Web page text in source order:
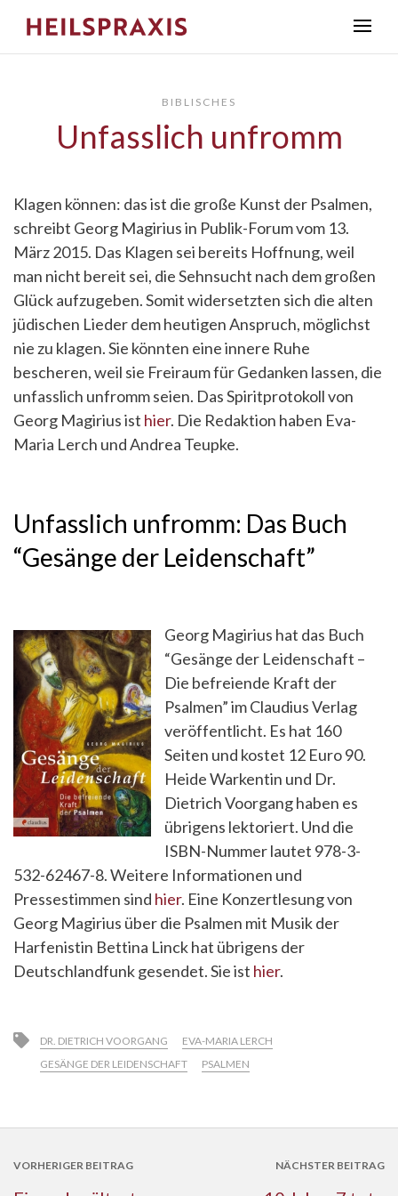
BIBLISCHES
Unfasslich unfromm
Klagen können: das ist die große Kunst der Psalmen,
schreibt Georg Magirius in Publik-Forum vom 13.
März 2015. Das Klagen sei bereits Hoffnung, weil
man nicht bereit sei, die Sehnsucht nach dem großen
Glück aufzugeben. Somit widersetzten sich die alten
jüdischen Lieder dem heutigen Anspruch, möglichst
nie zu klagen. Sie könnten eine innere Ruhe
bescheren, weil sie Freiraum für Gedanken lassen, die
unfasslich unfromm seien. Das Spiritprotokoll von
Georg Magirius ist hier. Die Redaktion haben Eva-
Maria Lerch und Andrea Teupke.
Unfasslich unfromm: Das Buch
“Gesänge der Leidenschaft”
Georg Magirius hat das Buch
“Gesänge der Leidenschaft –
Die befreiende Kraft der
Psalmen” im Claudius Verlag
veröffentlicht. Es hat 160
Seiten und kostet 12 Euro 90.
Heide Warkentin und Dr.
Dietrich Voorgang haben es
übrigens lektoriert. Und die
ISBN-Nummer lautet 978-3-
532-62467-8. Weitere Informationen und
Pressestimmen sind hier. Eine Konzertlesung von
Georg Magirius über die Psalmen mit Musik der
Harfenistin Bettina Linck hat übrigens der
Deutschlandfunk gesendet. Sie ist hier.
DR. DIETRICH VOORGANG
EVA-MARIA LERCH
GESÄNGE DER LEIDENSCHAFT
PSALMEN
VORHERIGER BEITRAG NÄCHSTER BEITRAG